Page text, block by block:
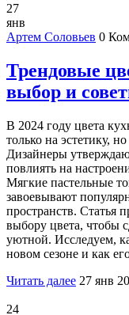
27
янв
Артем Соловьев 0
Трендовые
выбор и
В 2024 году цвета
только на эстетику,
Дизайнеры
повлиять на
Мягкие пастельные
завоевывают
пространств. Статья
выбору цвета, чтобы
уютной. Исследуем,
новом сезоне и как
Читать далее 27 янв
24